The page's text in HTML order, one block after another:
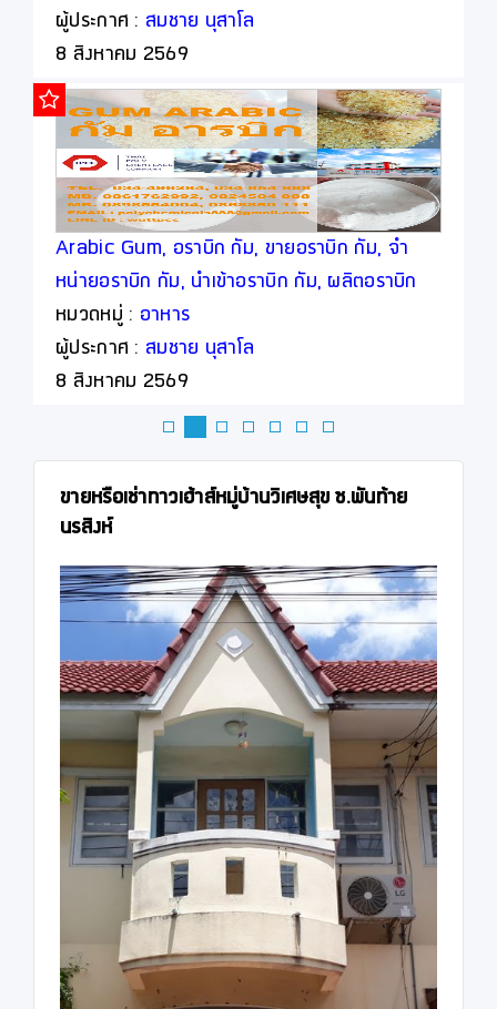
ผู้ประกาศ : สมชาย นุสาโล
8 สิงหาคม 2569
Arabic Gum, อราบิก กัม, ขายอราบิก กัม, จำ
หน่ายอราบิก กัม, นำเข้าอราบิก กัม, ผลิตอราบิก
กัม
หมวดหมู่ : อาหาร
ผู้ประกาศ : สมชาย นุสาโล
8 สิงหาคม 2569
ขายหรือเช่าทาวเฮ้าส์หมู่บ้านวิเศษสุข ซ.พันท้าย
นรสิงห์